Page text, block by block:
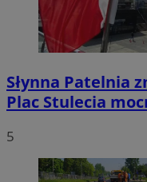
Słynna Patelnia
Plac Stulecia
5